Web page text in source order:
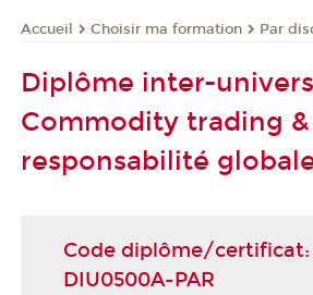
Accueil Choisir ma formation Par
Diplôme inter-
Commodity trading &
responsabilité
Code diplôme/certificat:
DIU0500A-PAR